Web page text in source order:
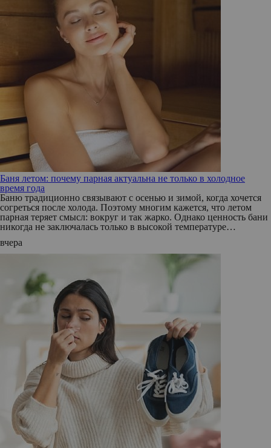
Баня летом: почему парная актуальна не только в холодное
время года
Баню традиционно связывают с осенью и зимой, когда хочется
согреться после холода. Поэтому многим кажется, что летом
парная теряет смысл: вокруг и так жарко. Однако ценность бани
никогда не заключалась только в высокой температуре…
вчера